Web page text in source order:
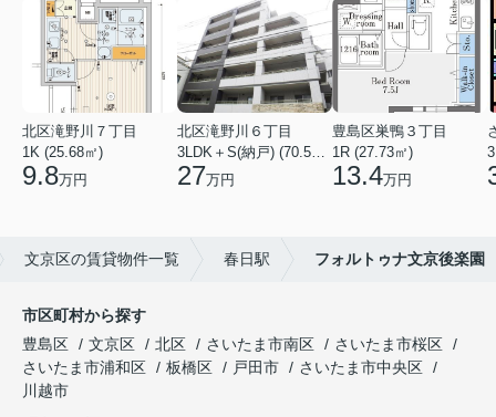
北区滝野川７丁目
1K (25.68㎡)
9.8万円
北区滝野川６丁目
27万円
豊島区巣鴨３丁目
1R (27.73㎡)
13.4万円
文京区の賃貸物件一覧 春日駅 フォルトゥナ文京後楽園
市区町村から探す
豊島区
文京区 北区 さいたま市南区
さいたま市桜区
さいたま市浦和区
板橋区 戸田市
さいたま市中央区
川越市